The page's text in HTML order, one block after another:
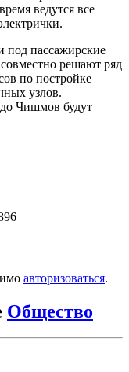
ведутся все
под пассажирские
решают ряд
по постройке
узлов.
Чишмов будут
авторизоваться.
Общество